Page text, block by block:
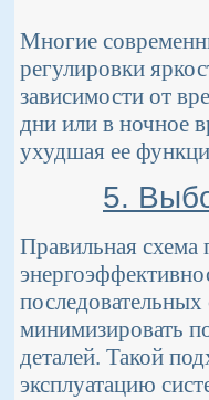
Многие
регулировки
зависимости от
дни или в ночное
ухудшая ее
5.
Правильная
минимизировать
деталей. Такой
эксплуатацию